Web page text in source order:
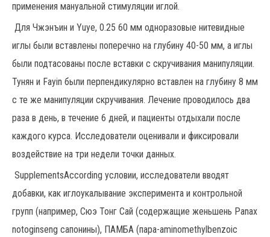
применения мануальной стимуляции иглой.
Для Чжэнъин и Yuye, 0.25 60 мм одноразовые нитевидные
иглы были вставлены поперечно на глубину 40-50 мм, а иглы
были подтасованы после вставки с скручивания манипуляции.
Тунян и Fayin были перпендикулярно вставлен на глубину 8 мм
с те же манипуляции скручивания. Лечение проводилось два
раза в день, в течение 6 дней, и пациенты отдыхали после
каждого курса. Исследователи оценивали и фиксировали
воздействие на три недели точки данных.
SupplementsAccording условии, исследователи вводят
добавки, как иглоукалывание эксперимента и контрольной
групп (например, Сюэ Тонг Сай (содержащие женьшень Panax
notoginseng сапонины), ПАМБА (пара-aminomethylbenzoic